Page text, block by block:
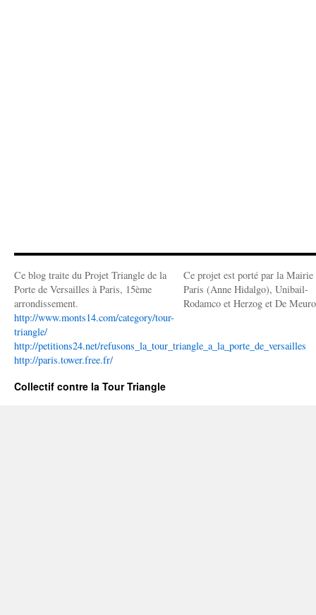
Ce blog traite du Projet Triangle de la
Porte de Versailles à Paris, 15ème
arrondissement.
http://www.monts14.com/category/tour-
triangle/
http://petitions24.net/refusons_la_tour_triangle_a_la_porte_de_versailles
http://paris.tower.free.fr/
Ce projet est porté par la Mairie
Paris (Anne Hidalgo), Unibail-
Rodamco et Herzog et De
Collectif contre la Tour Triangle